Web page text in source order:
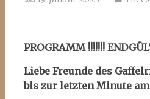
PROGRAMM !!!!!!!
Liebe Freunde des
bis zur letzten Minute